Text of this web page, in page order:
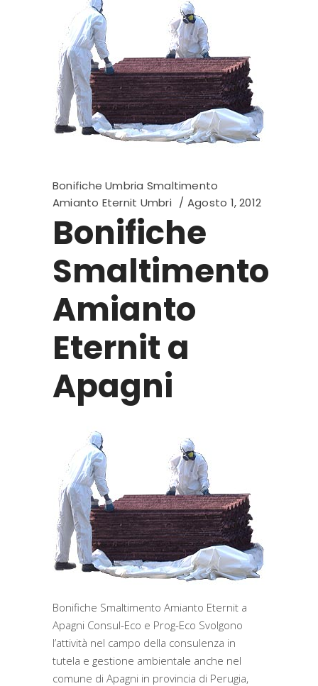
Bonifiche Umbria Smaltimento
Amianto Eternit Umbri
Agosto 1, 2012
Bonifiche
Smaltimento
Amianto
Eternit a
Apagni
Bonifiche Smaltimento Amianto Eternit a
Apagni Consul-Eco e Prog-Eco Svolgono
l’attività nel campo della consulenza in
tutela e gestione ambientale anche nel
comune di Apagni in provincia di Perugia,